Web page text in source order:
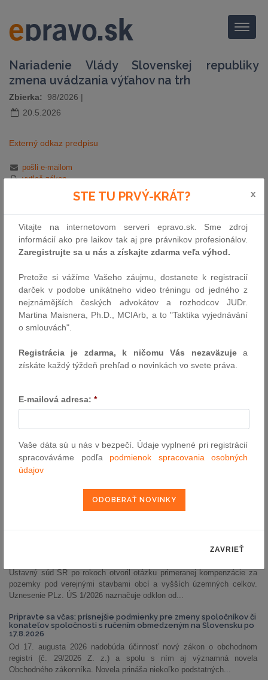
Menu
Nariadenie Vlády Slovenskej republiky
zmena uvádzania výťahov na trh
Zbierka: 98/2026 |
20.5.2026
Externý odkaz predpisu
pošli e-mailom
vytlač zákon
VYHĽADÁVANIE ASPI
Číslo predpisu:
Názov:
PLz. ÚS 1/2026: Ústavný súd otvoril priestor na prehodnotenie
Ústavný súd SR po rokoch otvoril otázku primeranej kompenzácie za
pozemky pod verejnými stavbami obcí a vyšších územných celkov.
Uznesenie PLz. ÚS 1/2026 naznačuje odklon od...
Pripravte sa včas: prísnejšie podmienky pre zmeny spoločníkov či
konateľov spoločnosti s ručením obmedzeným na Slovensku po
17.8.2026
Od 17. augusta 2026 nadobúda účinnosť nový zákon o obchodnom
registri (č. 29/2026 Z. z.) a spolu s ním aj významná novela
Obchodného zákonníka. Novela prináša niekoľko podstatných...
STE TU PRVÝ-KRÁT? x
Vitajte na internetovom serveri epravo.sk. Sme zdroj
informácií ako pre laikov tak aj pre právnikov profesionálov.
Zaregistrujte sa u nás a získajte zdarma veľa výhod.
Pretože si vážíme Vašeho záujmu, dostanete k registracií
darček v podobe unikátneho video tréningu od jedného z
nejznámějších českých advokátov a rozhodcov JUDr.
Martina Maisnera, Ph.D., MCIArb, a to "Taktika vyjednávání
o smlouvách".
Registrácia je zdarma, k ničomu Vás nezaväzujea
získáte každý týždeň prehľad o novinkách vo svete práva.
E-mailová adresa: *
Vaše dáta sú u nás v bezpečí. Údaje vyplnené pri registrácií
spracováváme podľa podmienok spracovania osobných
údajov
ZAVRIEŤ